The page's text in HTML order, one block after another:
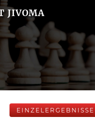
JIVOMA
EINZELERGEBNISSE